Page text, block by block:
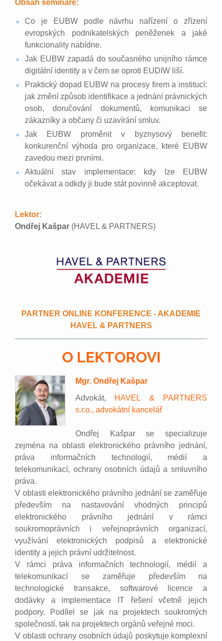
Obsah semináře:
Co je EUBW podle návrhu nařízení o zřízení
evropských podnikatelských peněženek a jaké
funkcionality nabídne.
Jak EUBW zapadá do současného unijního rámce
digitální identity a v čem se oproti EUDIW liší.
Praktický dopad EUBW na procesy firem a institucí:
jak změní způsob identifikace a jednání právnických
osob, doručování dokumentů, komunikaci se
zákazníky a občany či uzavírání smluv.
Jak EUBW proměnit v byznysový benefit:
konkurenční výhoda pro organizace, které EUBW
zavedou mezi prvními.
Aktuální stav implementace: kdy lze EUBW
očekávat a odkdy ji bude stát povinně akceptovat.
Lektor:
Ondřej Kašpar (HAVEL & PARTNERS)
PARTNER ONLINE KONFERENCE - AKADEMIE
HAVEL & PARTNERS
O LEKTOROVI
Mgr. Ondřej Kašpar
Advokát, HAVEL & PARTNERS
s.r.o., advokátní kancelář
Ondřej Kašpar se specializuje
zejména na oblasti elektronického právního jednání,
práva informačních technologií, médií a
telekomunikací, ochrany osobních údajů a smluvního
práva.
V oblasti elektronického právního jednání se zaměřuje
především na nastavování vhodných principů
elektronického právního jednání v rámci
soukromoprávních i veřejnoprávních organizací,
využívání elektronických podpisů a elektronické
identity a jejich právní udržitelnost.
V rámci práva informačních technologií, médií a
telekomunikací se zaměřuje především na
technologické transakce, softwarové licence a
dodávky a implementace IT řešení včetně jejich
podpory. Podílel se jak na projektech soukromých
společností, tak na projektech orgánů veřejné moci.
V oblasti ochrany osobních údajů poskytuje komplexní